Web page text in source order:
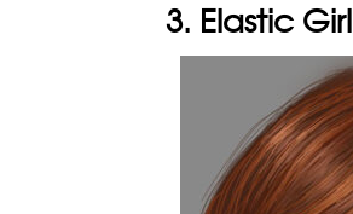
3. Elastic Girl